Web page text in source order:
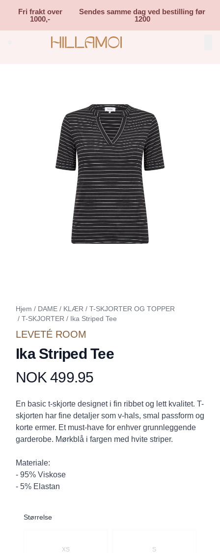
Fri frakt over
1000,-
Sendes samme dag ved bestilling før
1200
Search (⌘K)
Hjem / DAME / KLÆR / T-SKJORTER OG TOPPER
/ T-SKJORTER / Ika Striped Tee
LEVETÉ ROOM
Ika Striped Tee
Produktdetaljer
NOK 499.95
Description
En basic t-skjorte designet i fin ribbet og lett kvalitet. T-
skjorten har fine detaljer som v-hals, smal passform og
korte ermer. Et must-have for enhver grunnleggende
garderobe. Mørkblå i fargen med hvite striper.
Materiale:
- 95% Viskose
- 5% Elastan
Størrelse
XS S